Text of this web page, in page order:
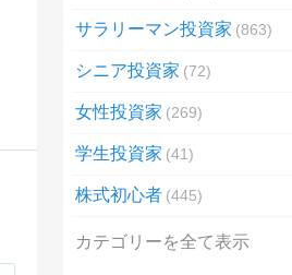
サラリーマン投資家 863
シニア投資家 72
女性投資家 269
学生投資家 41
株式初心者 445
カテゴリーを全て表示